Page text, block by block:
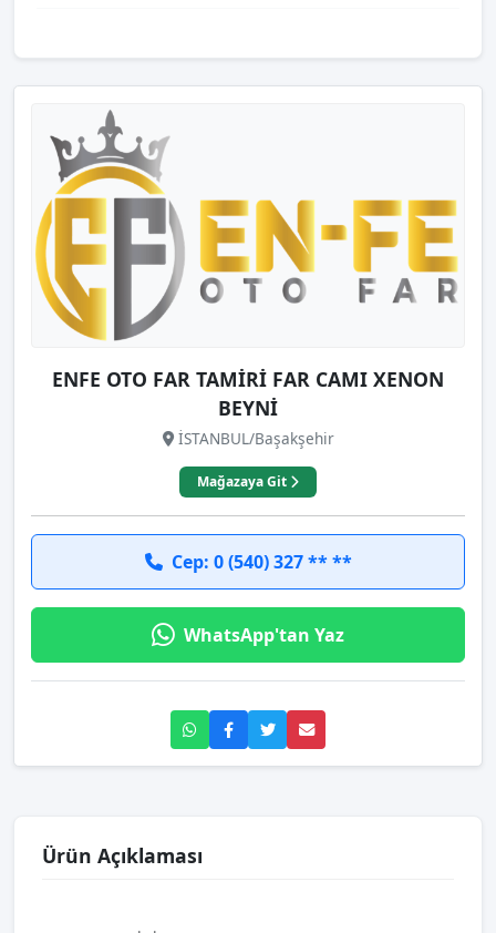
ENFE OTO FAR TAMİRİ FAR CAMI XENON
BEYNİ
İSTANBUL/Başakşehir
Mağazaya Git
Cep: 0 (540) 327 ** **
WhatsApp'tan Yaz
Ürün Açıklaması